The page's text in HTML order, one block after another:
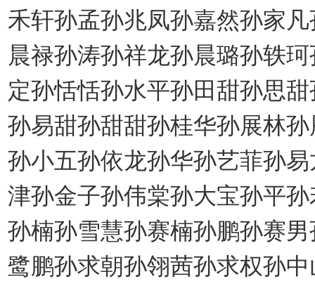
禾轩孙孟孙兆凤孙嘉然孙家
晨禄孙涛孙祥龙孙晨璐孙轶
定孙恬恬孙水平孙田甜孙思
孙易甜孙甜甜孙桂华孙展林
孙小五孙依龙孙华孙艺菲孙
津孙金子孙伟棠孙大宝孙平
孙楠孙雪慧孙赛楠孙鹏孙赛
鹭鹏孙求朝孙翎茜孙求权孙